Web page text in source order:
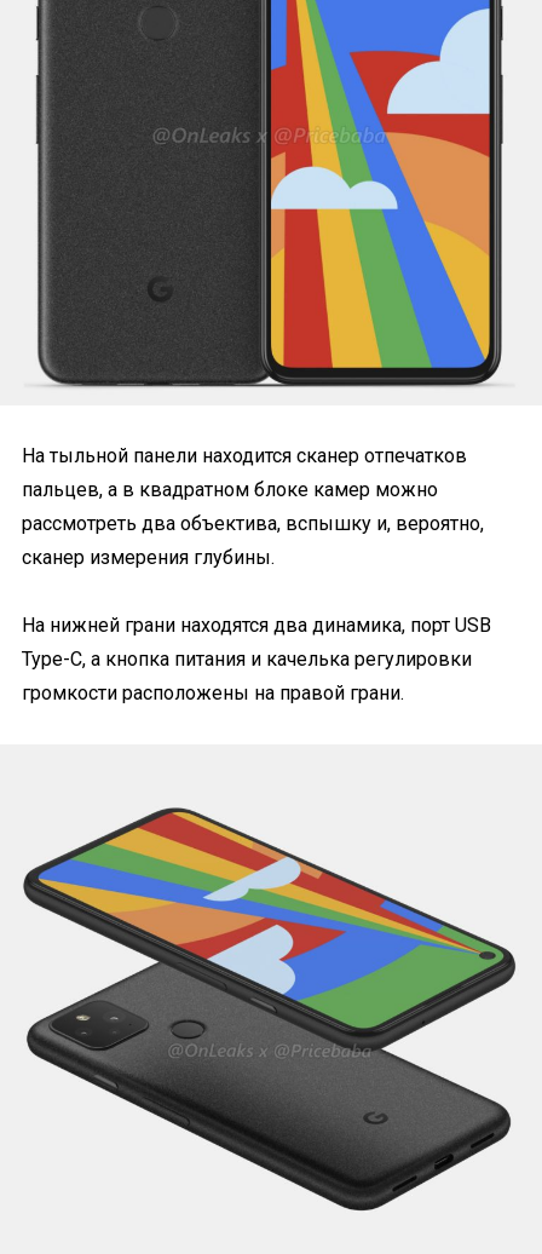
На тыльной панели находится сканер отпечатков
пальцев, а в квадратном блоке камер можно
рассмотреть два объектива, вспышку и, вероятно,
сканер измерения глубины.
На нижней грани находятся два динамика, порт USB
Type-C, а кнопка питания и качелька регулировки
громкости расположены на правой грани.